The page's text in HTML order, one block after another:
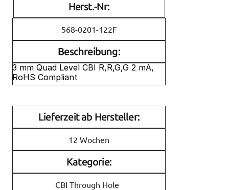
Herst.-Nr:
568-0201-122F
Beschreibung:
3 mm Quad Level CBI R,R,G,G 2 mA,
RoHS Compliant
Lieferzeit ab Hersteller:
12 Wochen
Kategorie:
CBI Through Hole